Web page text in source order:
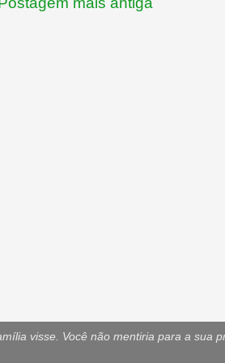
visse. Você não mentiria para a sua